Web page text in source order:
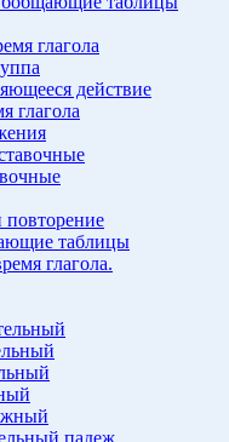
глагола
действие
глагола
таблицы
глагола.
падеж